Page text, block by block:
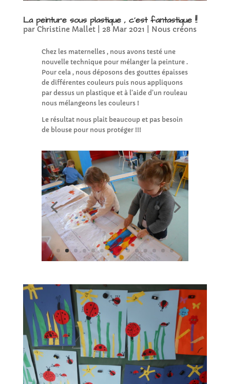
La peinture sous plastique , c’est fantastique !!
par Christine Mallet| 28 Mar 2021 Nous créons
Chez les maternelles , nous avons testé une
nouvelle technique pour mélanger la peinture .
Pour cela , nous déposons des gouttes épaisses
de différentes couleurs puis nous appliquons
par dessus un plastique et à l’aide d’un rouleau
nous mélangeons les couleurs !
Le résultat nous plait beaucoup et pas besoin
de blouse pour nous protéger !!!